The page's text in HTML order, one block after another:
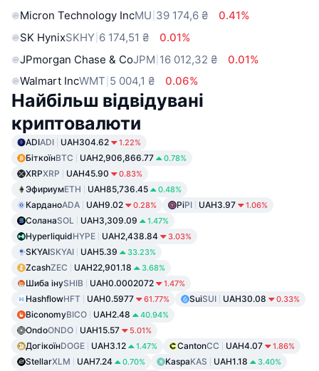
Micron Technology IncMU 39 174,6 ₴
0.41%
SK HynixSKHY 6 174,51 ₴
0.01%
JPmorgan Chase & CoJPM 16 012,32 ₴
0.01%
Walmart IncWMT 5 004,1 ₴ 0.06%
Найбільш відвідувані
криптовалюти
ADIADI UAH304.62 1.22%
БіткоїнBTC UAH2,906,866.77 0.78%
XRPXRP UAH45.90 0.83%
ЭфириумETH UAH85,736.45 0.48%
КарданоADA UAH9.02 0.28% PiPI UAH3.97 1.06%
СоланаSOL UAH3,309.09 1.47%
HyperliquidHYPE UAH2,438.84 3.03%
SKYAISKYAI UAH5.39 33.23%
ZcashZEC UAH22,901.18 3.68%
Шиба інуSHIB UAH0.0002072 1.47%
HashflowHFT UAH0.5977 61.77% SuiSUI UAH30.08 0.33%
BiconomyBICO UAH2.48 40.94%
OndoONDO UAH15.57 5.01%
ДогікоїнDOGE UAH3.12 1.47% CantonCC UAH4.07 1.86%
StellarXLM UAH7.24 0.70% KaspaKAS UAH1.18 3.40%